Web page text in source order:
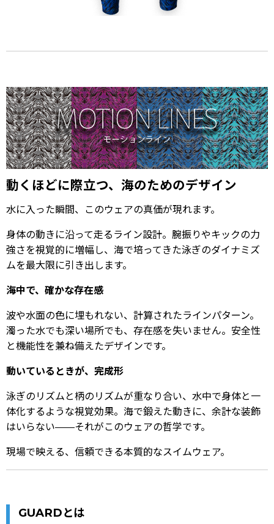
動くほどに際立つ、海のためのデザイン
水に入った瞬間、このウェアの真価が現れます。
身体の動きに沿って走るライン設計。腕振りやキックの力
強さを視覚的に増幅し、海で培ってきた泳ぎのダイナミズ
ムを最大限に引き出します。
海中で、確かな存在感
波や水面の色に埋もれない、計算されたラインパターン。
濁った水でも深い場所でも、存在感を失いません。安全性
と機能性を兼ね備えたデザインです。
動いているときが、完成形
泳ぎのリズムと柄のリズムが重なり合い、水中で身体と一
体化するような視覚効果。海で鍛えた動きに、余計な装飾
はいらない——それがこのウェアの哲学です。
現場で映える、信頼できる本質的なスイムウェア。
GUARDとは